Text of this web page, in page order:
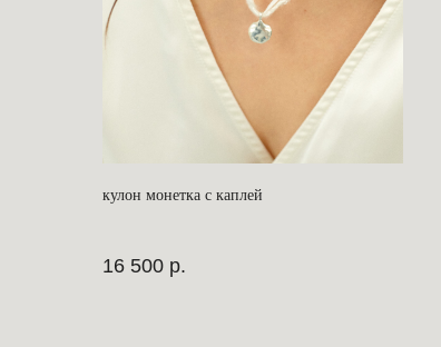
кулон монетка с каплей
16 500 р.